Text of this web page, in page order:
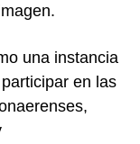
una instancia
en las